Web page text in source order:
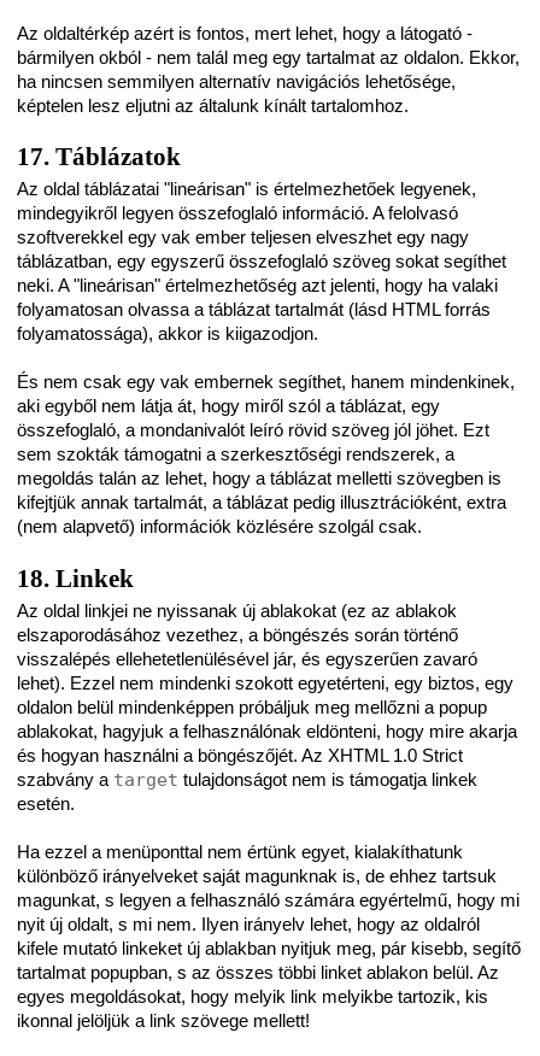
Az oldaltérkép azért is fontos, mert lehet, hogy a látogató -
bármilyen okból - nem talál meg egy tartalmat az oldalon. Ekkor,
ha nincsen semmilyen alternatív navigációs lehetősége,
képtelen lesz eljutni az általunk kínált tartalomhoz.
17. Táblázatok
Az oldal táblázatai "lineárisan" is értelmezhetőek legyenek,
mindegyikről legyen összefoglaló információ. A felolvasó
szoftverekkel egy vak ember teljesen elveszhet egy nagy
táblázatban, egy egyszerű összefoglaló szöveg sokat segíthet
neki. A "lineárisan" értelmezhetőség azt jelenti, hogy ha valaki
folyamatosan olvassa a táblázat tartalmát (lásd HTML forrás
folyamatossága), akkor is kiigazodjon.
És nem csak egy vak embernek segíthet, hanem mindenkinek,
aki egyből nem látja át, hogy miről szól a táblázat, egy
összefoglaló, a mondanivalót leíró rövid szöveg jól jöhet. Ezt
sem szokták támogatni a szerkesztőségi rendszerek, a
megoldás talán az lehet, hogy a táblázat melletti szövegben is
kifejtjük annak tartalmát, a táblázat pedig illusztrációként, extra
(nem alapvető) információk közlésére szolgál csak.
18. Linkek
Az oldal linkjei ne nyissanak új ablakokat (ez az ablakok
elszaporodásához vezethez, a böngészés során történő
visszalépés ellehetetlenülésével jár, és egyszerűen zavaró
lehet). Ezzel nem mindenki szokott egyetérteni, egy biztos, egy
oldalon belül mindenképpen próbáljuk meg mellőzni a popup
ablakokat, hagyjuk a felhasználónak eldönteni, hogy mire akarja
és hogyan használni a böngészőjét. Az XHTML 1.0 Strict
szabvány a target tulajdonságot nem is támogatja linkek
esetén.
Ha ezzel a menüponttal nem értünk egyet, kialakíthatunk
különböző irányelveket saját magunknak is, de ehhez tartsuk
magunkat, s legyen a felhasználó számára egyértelmű, hogy mi
nyit új oldalt, s mi nem. Ilyen irányelv lehet, hogy az oldalról
kifele mutató linkeket új ablakban nyitjuk meg, pár kisebb, segítő
tartalmat popupban, s az összes többi linket ablakon belül. Az
egyes megoldásokat, hogy melyik link melyikbe tartozik, kis
ikonnal jelöljük a link szövege mellett!